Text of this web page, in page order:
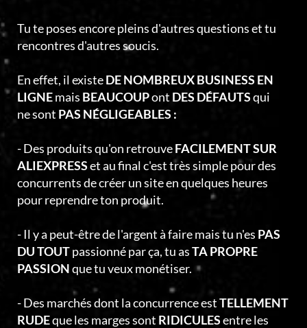
Tu te poses encore pleins d'autres questions et tu
rencontres d'autres soucis.
En effet, il existeDE NOMBREUX BUSINESS EN
LIGNEmais BEAUCOUPont DES DÉFAUTSqui
ne sont PAS NÉGLIGEABLES :
- Des produits qu'on retrouveFACILEMENT SUR
ALIEXPRESSet au final c'est très simple pour des
concurrents de créer un site en quelques heures
pour reprendre ton produit.
- Il y a peut-être de l'argent à faire mais tu n'es PAS
DU TOUTpassionné par ça, tu asTA PROPRE
PASSIONque tu veux monétiser.
- Des marchés dont la concurrence estTELLEMENT
RUDEque les marges sont RIDICULESentre les